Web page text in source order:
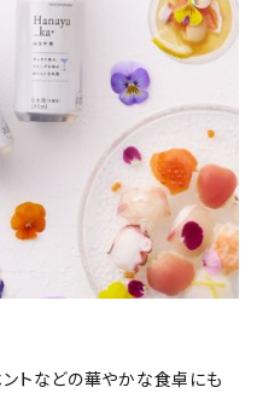
ントなどの華やかな食卓にも